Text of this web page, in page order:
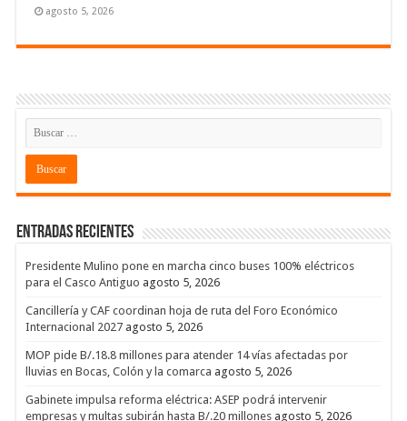
agosto 5, 2026
Entradas recientes
Presidente Mulino pone en marcha cinco buses 100% eléctricos
para el Casco Antiguo agosto 5, 2026
Cancillería y CAF coordinan hoja de ruta del Foro Económico
Internacional 2027 agosto 5, 2026
MOP pide B/.18.8 millones para atender 14 vías afectadas por
lluvias en Bocas, Colón y la comarca agosto 5, 2026
Gabinete impulsa reforma eléctrica: ASEP podrá intervenir
empresas y multas subirán hasta B/.20 millones agosto 5, 2026